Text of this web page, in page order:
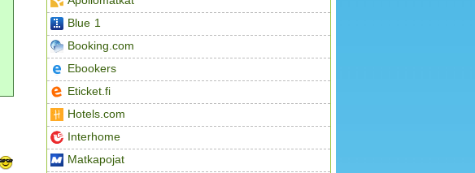
Blue 1
Booking.com
Ebookers
Eticket.fi
Hotels.com
Interhome
Matkapojat